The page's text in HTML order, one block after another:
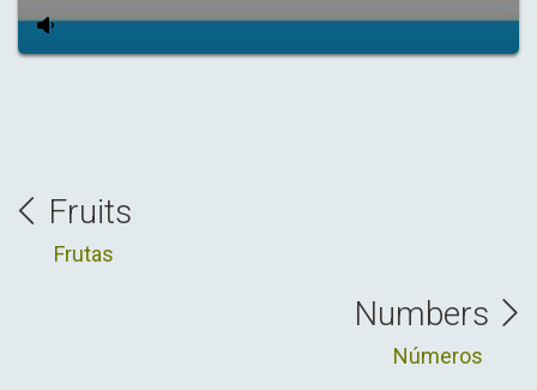
Fruits
Frutas
Numbers
Números